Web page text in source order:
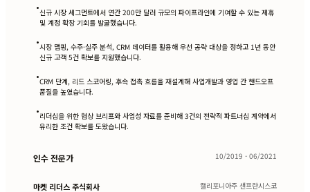
•신규 시장 세그먼트에서 연간 200만 달러 규모의 파이프라인에 기여할 수 있는 제휴
및 계정 확장 기회를 발굴했습니다.
•시장 맵핑, 수주·실주 분석, CRM 데이터를 활용해 우선 공략 대상을 정하고 1년 동안
신규 고객 5건 확보를 지원했습니다.
•CRM 단계, 리드 스코어링, 후속 접촉 흐름을 재설계해 사업개발과 영업 간 핸드오프
품질을 높였습니다.
•리더십을 위한 협상 브리프와 사업성 자료를 준비해 3건의 전략적 파트너십 계약에서
유리한 조건 확보를 도왔습니다.
인수 전문가 10/2019 - 06/2021
마켓 리더스 주식회사 캘리포니아주 샌프란시스코